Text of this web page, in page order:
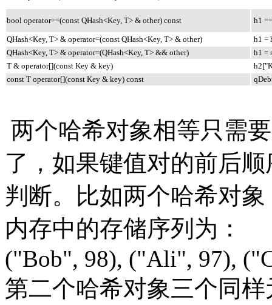
bool operator==(const QHash<Key, T> & other) const h1
QHash<Key, T> & operator=(const QHash<Key, T> & other)
h1 =
QHash<Key, T> & operator=(QHash<Key, T> && other)
h1 =
T & operator[](const Key & key)
const T operator[](const Key & key) const
两个哈希对象相等只需
了，如果键值对的前后
判断。比如两个哈希对
内存中的存储序列为：
("Bob", 98), ("Ali", 97),
第二个哈希对象三个同